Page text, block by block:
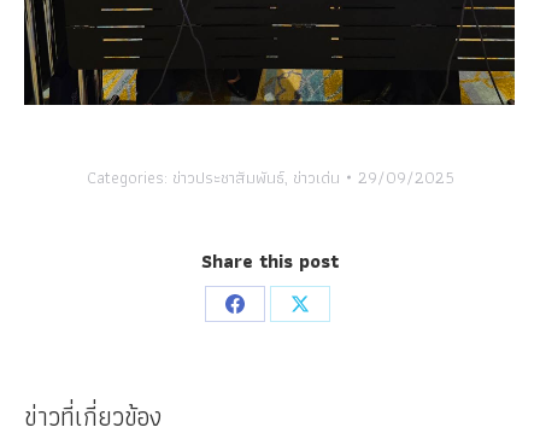
Categories: ข่าวประชาสัมพันธ์, ข่าวเด่น 29/09/2025
Share this post
Share
Share
ข่าวที่เกี่ยวข้อง